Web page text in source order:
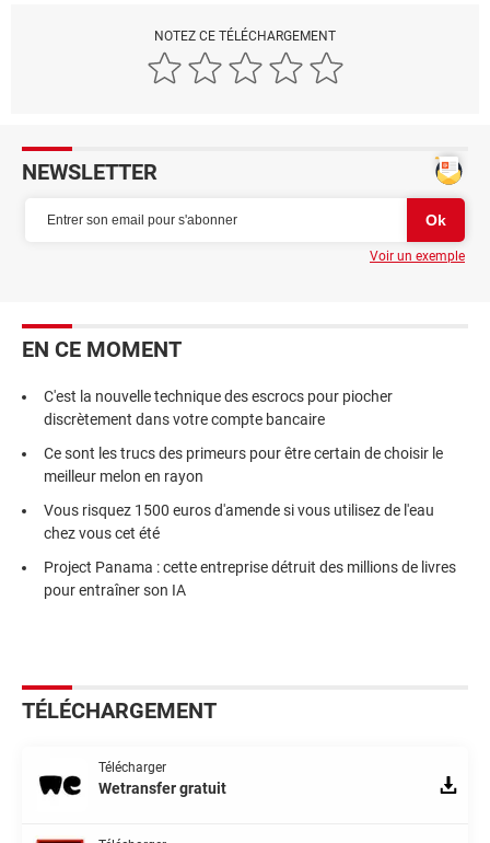
NOTEZ CE TÉLÉCHARGEMENT
NEWSLETTER
Voir un exemple
EN CE MOMENT
C'est la nouvelle technique des escrocs pour piocher
discrètement dans votre compte bancaire
Ce sont les trucs des primeurs pour être certain de choisir le
meilleur melon en rayon
Vous risquez 1500 euros d'amende si vous utilisez de l'eau
chez vous cet été
Project Panama : cette entreprise détruit des millions de livres
pour entraîner son IA
TÉLÉCHARGEMENT
Télécharger
Wetransfer gratuit